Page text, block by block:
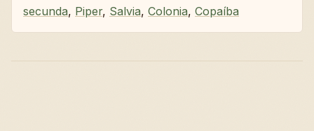
secunda, Piper, Salvia, Colonia, Copaíba